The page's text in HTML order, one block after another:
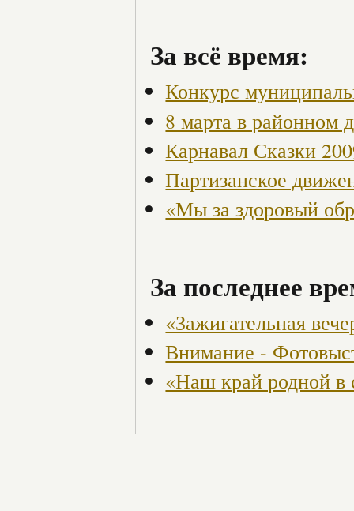
За всё время:
Конкурс
8 марта в районном
Карнавал Сказки
Партизанское
«Мы за здоровый
За последнее
«Зажигательная
Внимание -
«Наш край родной в